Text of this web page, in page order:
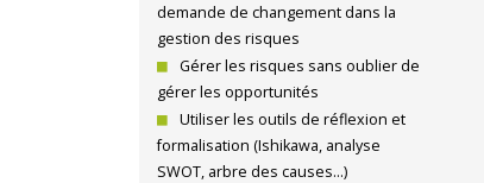
demande de changement dans la
gestion des risques
Gérer les risques sans oublier de
gérer les opportunités
Utiliser les outils de réflexion et
formalisation (Ishikawa, analyse
SWOT, arbre des causes…)